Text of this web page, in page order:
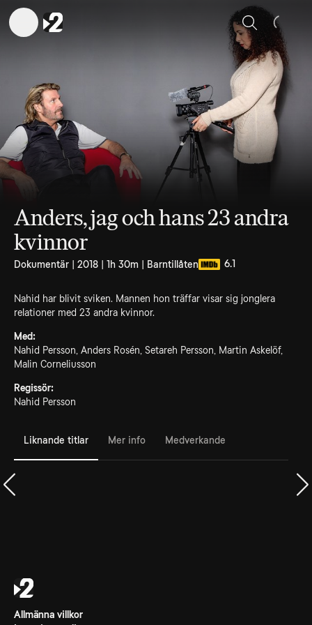
Sök
Anders, jag och hans 23 andra
kvinnor
Dokumentär | 2018 | 1h 30m | Barntillåten 6.1
Nahid har blivit sviken. Mannen hon träffar visar sig jonglera
relationer med 23 andra kvinnor.
Med:
Nahid Persson, Anders Rosén, Setareh Persson, Martin Askelöf,
Malin Corneliusson
Regissör:
Nahid Persson
Liknande titlar Mer info Medverkande
Allmänna villkor